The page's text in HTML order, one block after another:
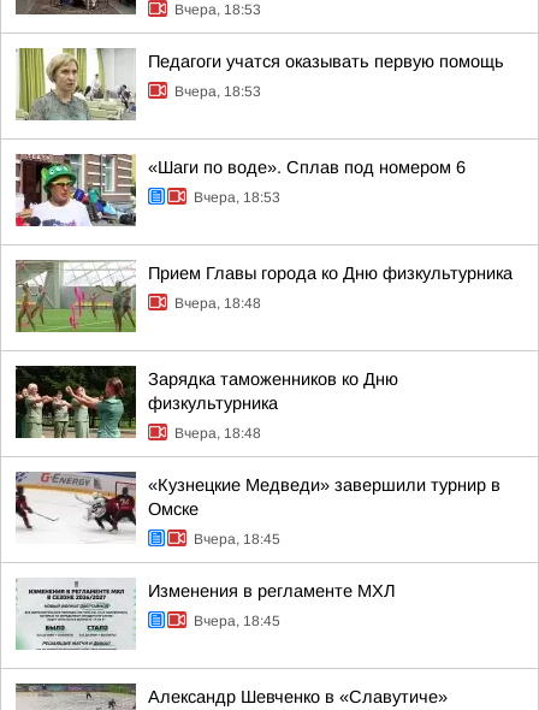
Вчера, 18:53
Педагоги учатся оказывать первую помощь
Вчера, 18:53
«Шаги по воде». Сплав под номером 6
Вчера, 18:53
Прием Главы города ко Дню физкультурника
Вчера, 18:48
Зарядка таможенников ко Дню
физкультурника
Вчера, 18:48
«Кузнецкие Медведи» завершили турнир в
Омске
Вчера, 18:45
Изменения в регламенте МХЛ
Вчера, 18:45
Александр Шевченко в «Славутиче»